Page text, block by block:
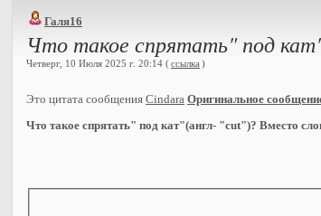
Галя16
Что такое спрятать" под
Четверг, 10 Июля 2025 г. 20:14 (ссылка )
Это цитата сообщения Cindara Оригинальное
Что такое спрятать" под кат"(англ- "cut")? Вместо